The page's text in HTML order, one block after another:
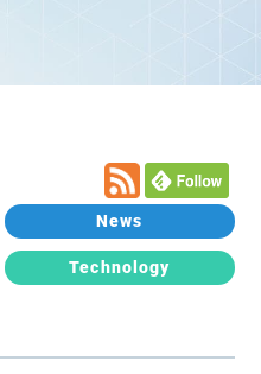
News
Technology